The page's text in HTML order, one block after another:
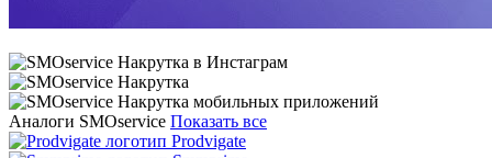
Аналоги SMOservice Показать все
Prodvigate